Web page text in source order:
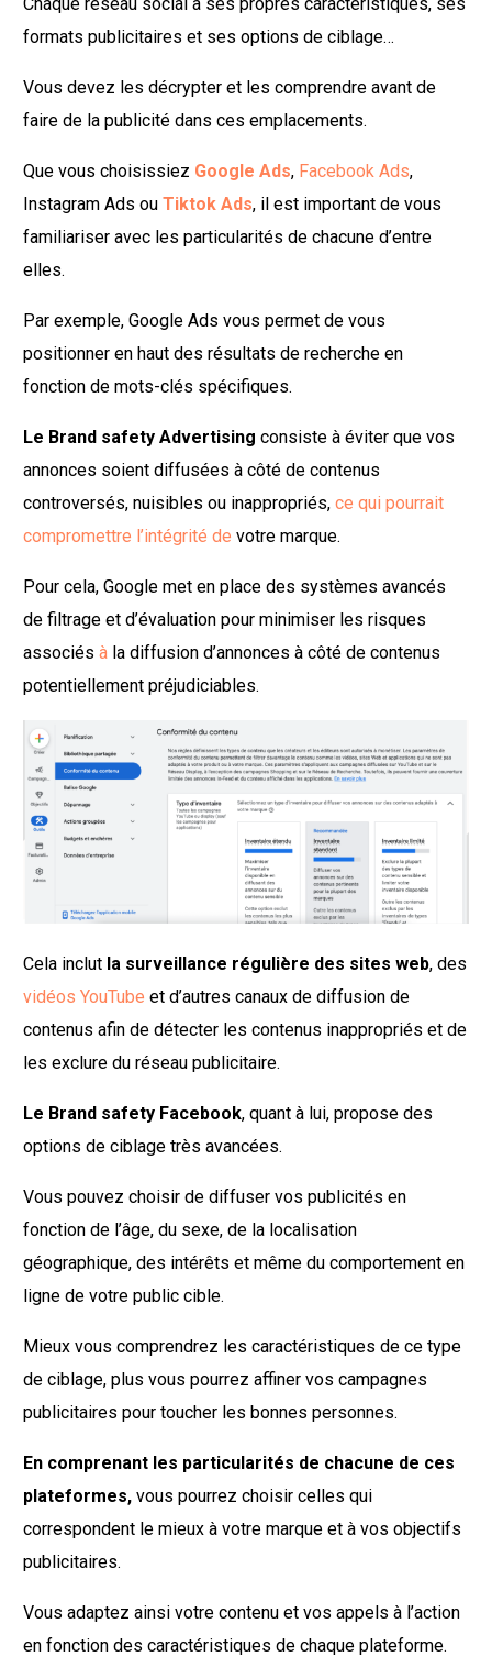
Chaque réseau social a ses propres caractéristiques, ses
formats publicitaires et ses options de ciblage…
Vous devez les décrypter et les comprendre avant de
faire de la publicité dans ces emplacements.
Que vous choisissiez Google Ads, Facebook Ads,
Instagram Ads ouTiktok Ads, il est important de vous
familiariser avec les particularités de chacune d’entre
elles.
Par exemple, Google Ads vous permet de vous
positionner en haut des résultats de recherche en
fonction de mots-clés spécifiques.
Le Brand safety Advertisingconsiste à éviter que vos
annonces soient diffusées à côté de contenus
controversés, nuisibles ou inappropriés,ce qui pourrait
compromettre l’intégrité de votre marque.
Pour cela, Google met en place des systèmes avancés
de filtrage et d’évaluation pour minimiser les risques
associésà la diffusion d’annonces à côté de contenus
potentiellement préjudiciables.
Cela inclut la surveillance régulière des sites web, des
vidéos YouTube et d’autres canaux de diffusion de
contenus afin de détecter les contenus inappropriés et de
les exclure du réseau publicitaire.
Le Brand safety Facebook, quant à lui, propose des
options de ciblage très avancées.
Vous pouvez choisir de diffuser vos publicités en
fonction de l’âge, du sexe, de la localisation
géographique, des intérêts et même du comportement en
ligne de votre public cible.
Mieux vous comprendrez les caractéristiques de ce type
de ciblage, plus vous pourrez affiner vos campagnes
publicitaires pour toucher les bonnes personnes.
En comprenant les particularités de chacune de ces
plateformes,vous pourrez choisir celles qui
correspondent le mieux à votre marque et à vos objectifs
publicitaires.
Vous adaptez ainsi votre contenu et vos appels à l’action
en fonction des caractéristiques de chaque plateforme.